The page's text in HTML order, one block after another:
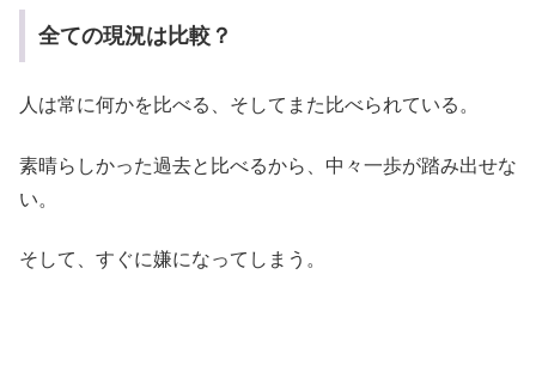
全ての現況は比較？
人は常に何かを比べる、そしてまた比べられている。
素晴らしかった過去と比べるから、中々一歩が踏み出せな
い。
そして、すぐに嫌になってしまう。